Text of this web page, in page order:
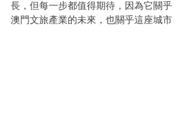
長，但每一步都值得期待，因為它關乎
澳門文旅產業的未來，也關乎這座城市